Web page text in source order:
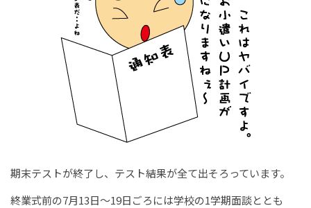
期末テストが終了し、テスト結果が全て出そろっています。
終業式前の7月13日～19日ごろには学校の1学期面談ととも